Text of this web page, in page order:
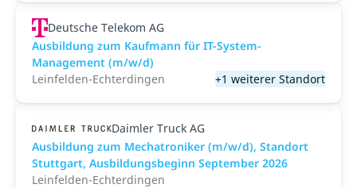
Deutsche Telekom AG
Ausbildung zum Kaufmann für IT-System-
Management (m/w/d)
Leinfelden-Echterdingen
+1 weiterer Standort
Daimler Truck AG
Ausbildung zum Mechatroniker (m/w/d), Standort
Stuttgart, Ausbildungsbeginn September 2026
Leinfelden-Echterdingen